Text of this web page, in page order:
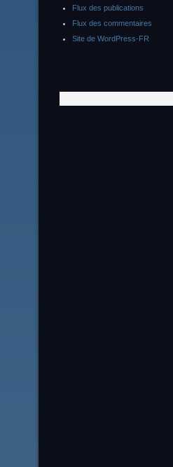
Flux des publications
Flux des commentaires
Site de WordPress-FR